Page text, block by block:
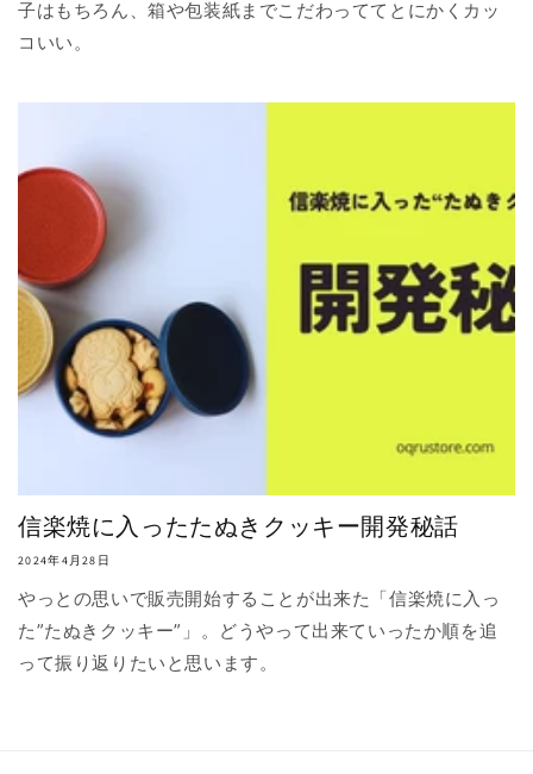
子はもちろん、箱や包装紙までこだわっててとにかくカッ
コいい。
信楽焼に入ったたぬきクッキー開発秘話
2024年4月28日
やっとの思いで販売開始することが出来た「信楽焼に入っ
た”たぬきクッキー”」。どうやって出来ていったか順を追
って振り返りたいと思います。